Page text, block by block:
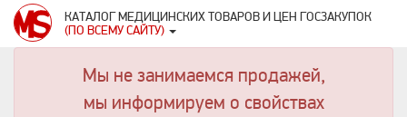
КАТАЛОГ МЕДИЦИНСКИХ ТОВАРОВ И ЦЕН ГОСЗАКУПОК
(ПО ВСЕМУ САЙТУ)
Мы не занимаемся продажей,
мы информируем о свойствах